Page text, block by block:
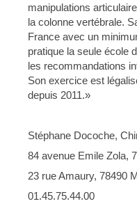
manipulations
la colonne vertébrale.
France avec un
pratique la seule école
les recommandations
Son exercice est
depuis 2011.»
Stéphane Docoche,
84 avenue Emile Zola,
23 rue Amaury, 78490
01.45.75.44.00